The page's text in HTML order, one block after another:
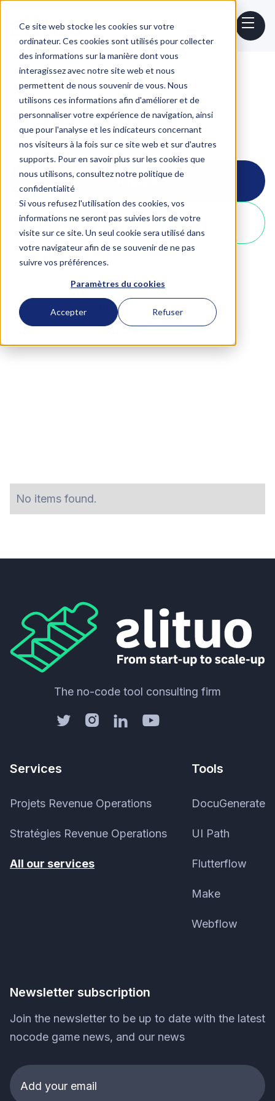
Ce site web stocke les cookies sur votre
ordinateur. Ces cookies sont utilisés pour collecter
des informations sur la manière dont vous
interagissez avec notre site web et nous
permettent de nous souvenir de vous. Nous
utilisons ces informations afin d'améliorer et de
personnaliser votre expérience de navigation, ainsi
que pour l'analyse et les indicateurs concernant
nos visiteurs à la fois sur ce site web et sur d'autres
supports. Pour en savoir plus sur les cookies que
nous utilisons, consultez notre politique de
confidentialité
Si vous refusez l'utilisation des cookies, vos
informations ne seront pas suivies lors de votre
visite sur ce site. Un seul cookie sera utilisé dans
votre navigateur afin de se souvenir de ne pas
suivre vos préférences.
Paramètres du cookies
Accepter Refuser
Outils Salesforce
Salesforce
Démarrer
Créer un compte
Demandez-nous une formation
No items found.
The no-code tool consulting firm
   
Services
Projets Revenue Operations
Stratégies Revenue Operations
All our services
Tools
DocuGenerate
UI Path
Flutterflow
Make
Webflow
Newsletter subscription
Join the newsletter to be up to date with the latest
nocode game news, and our news